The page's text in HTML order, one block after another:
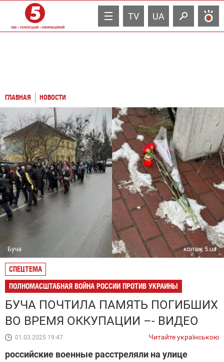
TV UA
ГЛАВНАЯ НОВОСТИ
Буча колаж 5.ua
СПЕЦТЕМА
ПОЛНОМАСШТАБНАЯ ВОЙНА РОССИИ ПРОТИВ УКРАИНЫ
БУЧА ПОЧТИЛА ПАМЯТЬ ПОГИБШИХ
ВО ВРЕМЯ ОККУПАЦИИ –- ВИДЕО
01.03.2025 19:47 Читайте українською
российские военные расстреляли на улице